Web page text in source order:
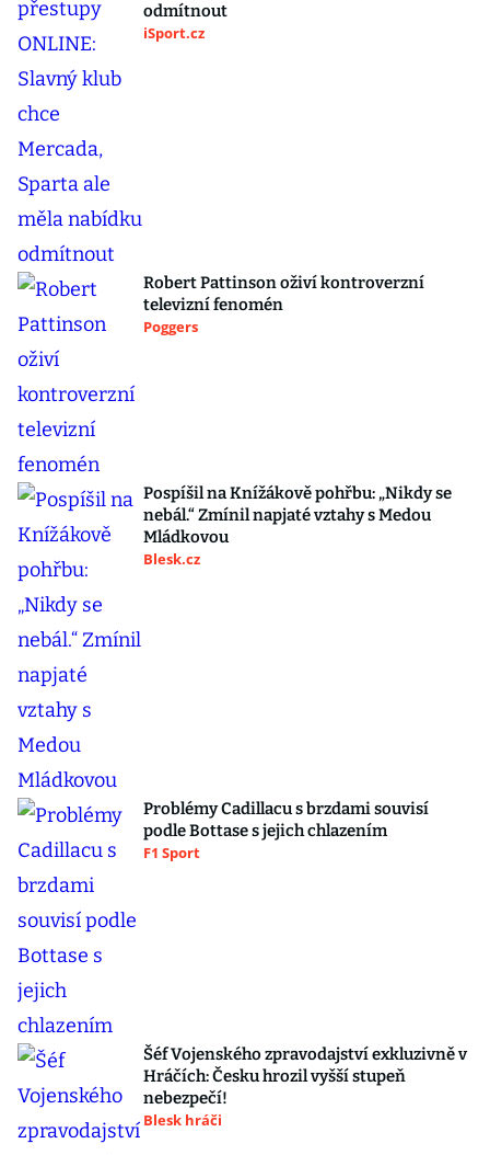
odmítnout
iSport.cz
Robert Pattinson oživí kontroverzní
televizní fenomén
Poggers
Pospíšil na Knížákově pohřbu: „Nikdy se
nebál.“ Zmínil napjaté vztahy s Medou
Mládkovou
Blesk.cz
Problémy Cadillacu s brzdami souvisí
podle Bottase s jejich chlazením
F1 Sport
Šéf Vojenského zpravodajství exkluzivně v
Hráčích: Česku hrozil vyšší stupeň
nebezpečí!
Blesk hráči